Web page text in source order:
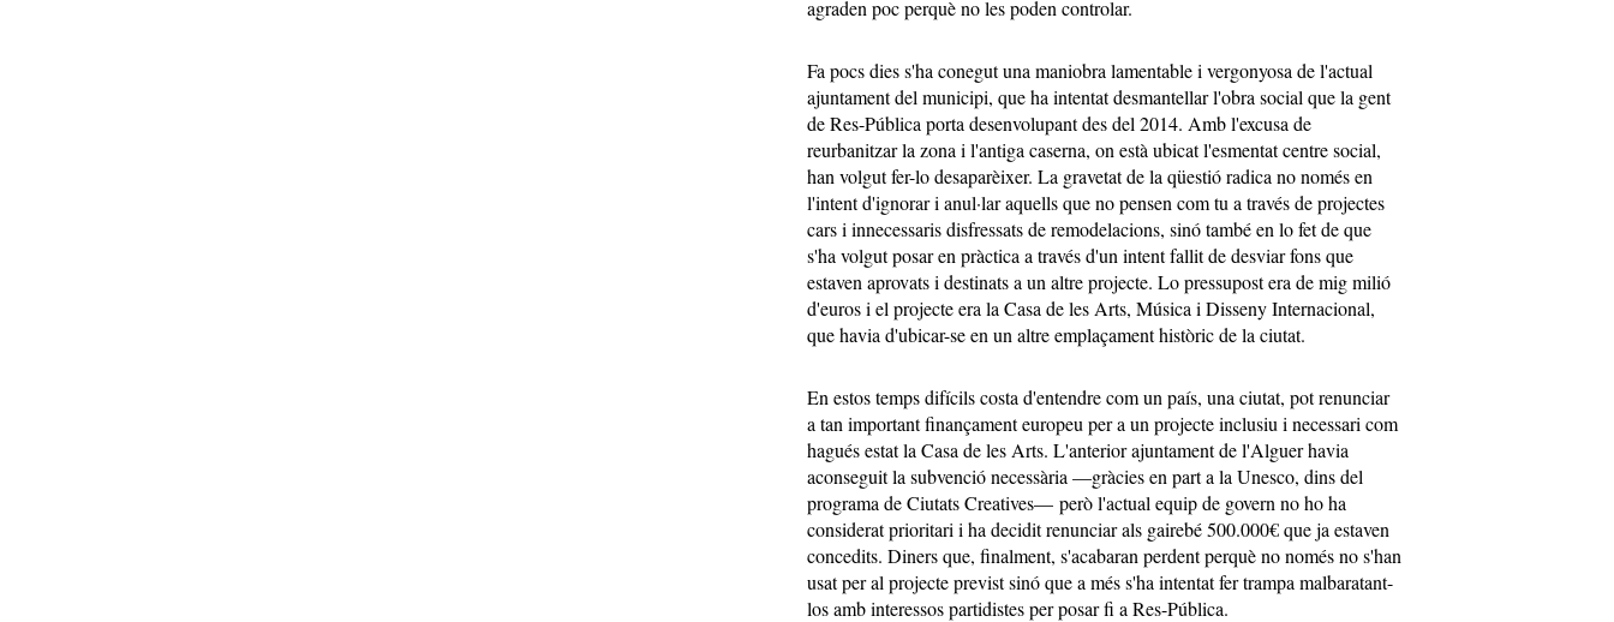
agraden poc perquè no les poden controlar.
Fa pocs dies s'ha conegut una maniobra lamentable i vergonyosa de l'actual
ajuntament del municipi, que ha intentat desmantellar l'obra social que la gent
de Res-Pública porta desenvolupant des del 2014. Amb l'excusa de
reurbanitzar la zona i l'antiga caserna, on està ubicat l'esmentat centre social,
han volgut fer-lo desaparèixer. La gravetat de la qüestió radica no només en
l'intent d'ignorar i anul·lar aquells que no pensen com tu a través de projectes
cars i innecessaris disfressats de remodelacions, sinó també en lo fet de que
s'ha volgut posar en pràctica a través d'un intent fallit de desviar fons que
estaven aprovats i destinats a un altre projecte. Lo pressupost era de mig milió
d'euros i el projecte era la Casa de les Arts, Música i Disseny Internacional,
que havia d'ubicar-se en un altre emplaçament històric de la ciutat.
En estos temps difícils costa d'entendre com un país, una ciutat, pot renunciar
a tan important finançament europeu per a un projecte inclusiu i necessari com
hagués estat la Casa de les Arts. L'anterior ajuntament de l'Alguer havia
aconseguit la subvenció necessària —gràcies en part a la Unesco, dins del
programa de Ciutats Creatives— però l'actual equip de govern no ho ha
considerat prioritari i ha decidit renunciar als gairebé 500.000€ que ja estaven
concedits. Diners que, finalment, s'acabaran perdent perquè no només no s'han
usat per al projecte previst sinó que a més s'ha intentat fer trampa malbaratant-
los amb interessos partidistes per posar fi a Res-Pública.